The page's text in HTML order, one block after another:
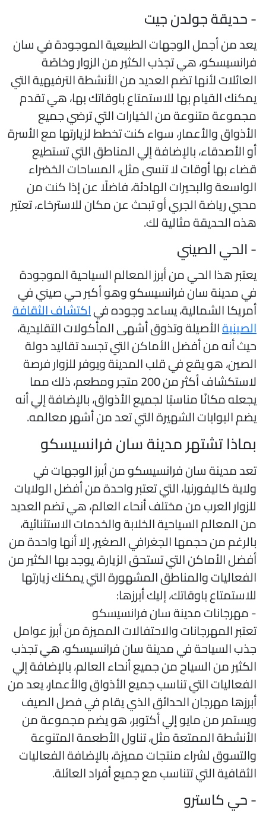
حديقة جولدن جيت
من أجمل الوجهات الطبيعية الموجودة في سان
هي تجذب الكثير من الزوار وخاصًة
لأنها تضم العديد من الأنشطة الترفيهية التي
القيام بها للاستمتاع باوقاتك بها، هي تقدم
متنوعة من الخيارات التي ترضي جميع
والأعمار، سواء كنت تخطط لزيارتها مع الأسرة
الأصدقاء، بالإضافة إلي المناطق التي تستطيع
بها أوقات لا تنسى مثل، المساحات الخضراء
والبحيرات الهادئة، فاضلًا عن إذا كنت من
رياضة الجري أو تبحث عن مكان للاسترخاء، تعتبر
الحديقة مثالية لك.
الحي الصيني
هذا الحي من أبرز المعالم السياحية الموجودة
مدينة سان فرانسيسكو وهو أكبر حي صيني في
الشمالية، يساعد وجوده فياكتشاف الثقافة
الأصيلة وتذوق أشهى المأكولات التقليدية،
أنه من أفضل الأماكن التي تجسد تقاليد دولة
هو يقع في قلب المدينة ويوفر للزوار فرصة
لاستكشاف أكثر من 200 متجر ومطعم، ذلك مما
مكانًا مناسبًا لجميع الأذواق، بالإضافة إلي أنه
البوابات الشهيرة التي تعد من أشهر معالمه.
تشتهر مدينة سان فرانسيسكو
مدينة سان فرانسيسكو من أبرز الوجهات في
كاليفورنيا، التي تعتبر واحدة من أفضل الولايات
العرب من مختلف أنحاء العالم، هي تضم العديد
المعالم السياحية الخلابة والخدمات الاستثنائية،
من حجمها الجغرافي الصغير، إلا أنها واحدة من
الأماكن التي تستحق الزيارة، يوجد بها الكثير من
والمناطق المشهورة التي يمكنك زيارتها
باوقاتك، إليك أبرزها:
مهرجانات مدينة سان فرانسيسكو
المهرجانات والاحتفالات المميزة من أبرز عوامل
السياحة في مدينة سان فرانسيسكو، هي تجذب
من السياح من جميع أنحاء العالم، بالإضافة إلي
التي تناسب جميع الأذواق والأعمار، يعد من
مهرجان الحدائق الذي يقام في فصل الصيف
من مايو إلي أكتوبر، هو يضم مجموعة من
الممتعة مثل، تناول الأطعمة المتنوعة
لشراء منتجات مميزة، بالإضافة الفعاليات
التي تتناسب مع جميع أفراد العائلة.
حي كاسترو